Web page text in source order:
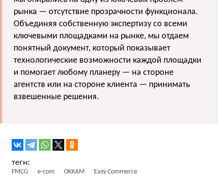
рынка — отсутствие прозрачности функционала.
Объединяя собственную экспертизу со всеми
ключевыми площадками на рынке, мы отдаем
понятный документ, который показывает
технологические возможности каждой площадки
и помогает любому планеру — на стороне
агентств или на стороне клиента — принимать
взвешенные решения.
FMCG e-com OKKAM Easy Commerce